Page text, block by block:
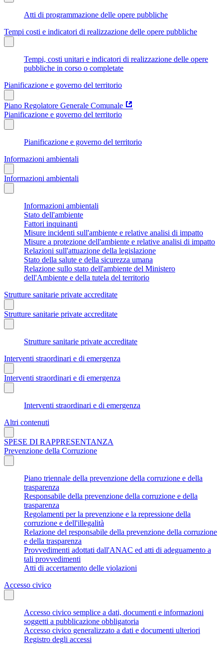
Atti di programmazione delle opere pubbliche
Tempi costi e indicatori di realizzazione delle opere pubbliche
Tempi, costi unitari e indicatori di realizzazione delle opere
pubbliche in corso o completate
Pianificazione e governo del territorio
Piano Regolatore Generale Comunale
Pianificazione e governo del territorio
Pianificazione e governo del territorio
Informazioni ambientali
Informazioni ambientali
Informazioni ambientali
Stato dell'ambiente
Fattori inquinanti
Misure incidenti sull'ambiente e relative analisi di impatto
Misure a protezione dell'ambiente e relative analisi di impatto
Relazioni sull'attuazione della legislazione
Stato della salute e della sicurezza umana
Relazione sullo stato dell'ambiente del Ministero
dell'Ambiente e della tutela del territorio
Strutture sanitarie private accreditate
Strutture sanitarie private accreditate
Strutture sanitarie private accreditate
Interventi straordinari e di emergenza
Interventi straordinari e di emergenza
Interventi straordinari e di emergenza
Altri contenuti
SPESE DI RAPPRESENTANZA
Prevenzione della Corruzione
Piano triennale della prevenzione della corruzione e della
trasparenza
Responsabile della prevenzione della corruzione e della
trasparenza
Regolamenti per la prevenzione e la repressione della
corruzione e dell'illegalità
Relazione del responsabile della prevenzione della corruzione
e della trasparenza
Provvedimenti adottati dall'ANAC ed atti di adeguamento a
tali provvedimenti
Atti di accertamento delle violazioni
Accesso civico
Accesso civico semplice a dati, documenti e informazioni
soggetti a pubblicazione obbligatoria
Accesso civico generalizzato a dati e documenti ulteriori
Registro degli accessi